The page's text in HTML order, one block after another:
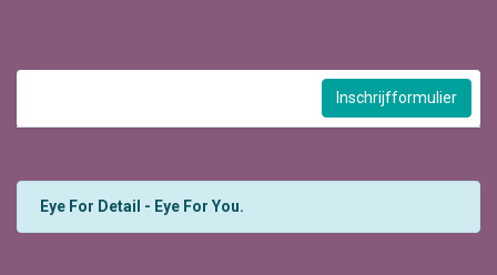
Inschrijfformulier
Eye For Detail - Eye For You.